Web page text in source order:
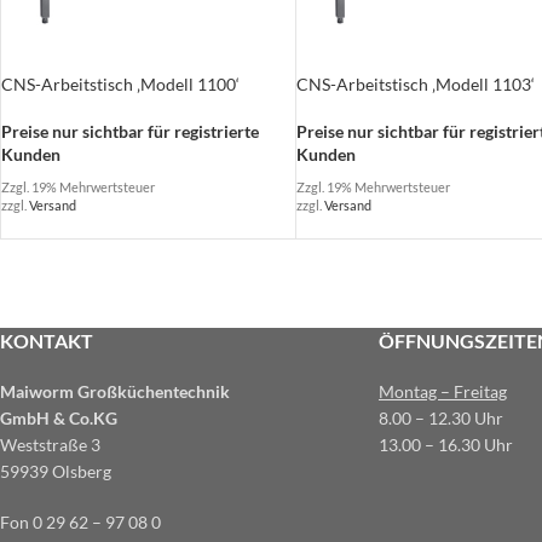
CNS-Arbeitstisch ‚Modell 1100‘
Preise nur sichtbar für registrierte
Kunden
Zzgl. 19% Mehrwertsteuer
zzgl. Versand
CNS-Arbeitstisch ‚Modell 1103‘
Preise nur sichtbar für
Kunden
Zzgl. 19% Mehrwertsteuer
zzgl.Versand
KONTAKT
Maiworm Großküchentechnik
GmbH & Co.KG
Weststraße 3
59939 Olsberg
Fon 0 29 62 – 97 08 0
Montag – Freitag
8.00 – 12.30 Uhr
13.00 – 16.30 Uhr